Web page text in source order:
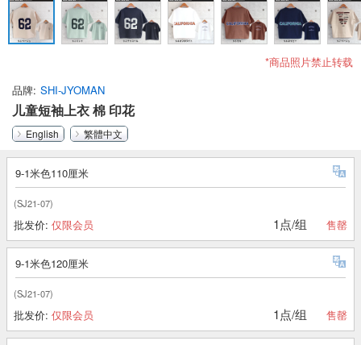
*商品照片禁止转载
品牌 SHI-JYOMAN
儿童短袖上衣 棉 印花
English 繁體中文
9-1米色110厘米
(SJ21-07)
批发价: 仅限会员 1点/组 售罄
9-1米色120厘米
(SJ21-07)
批发价: 仅限会员 1点/组 售罄